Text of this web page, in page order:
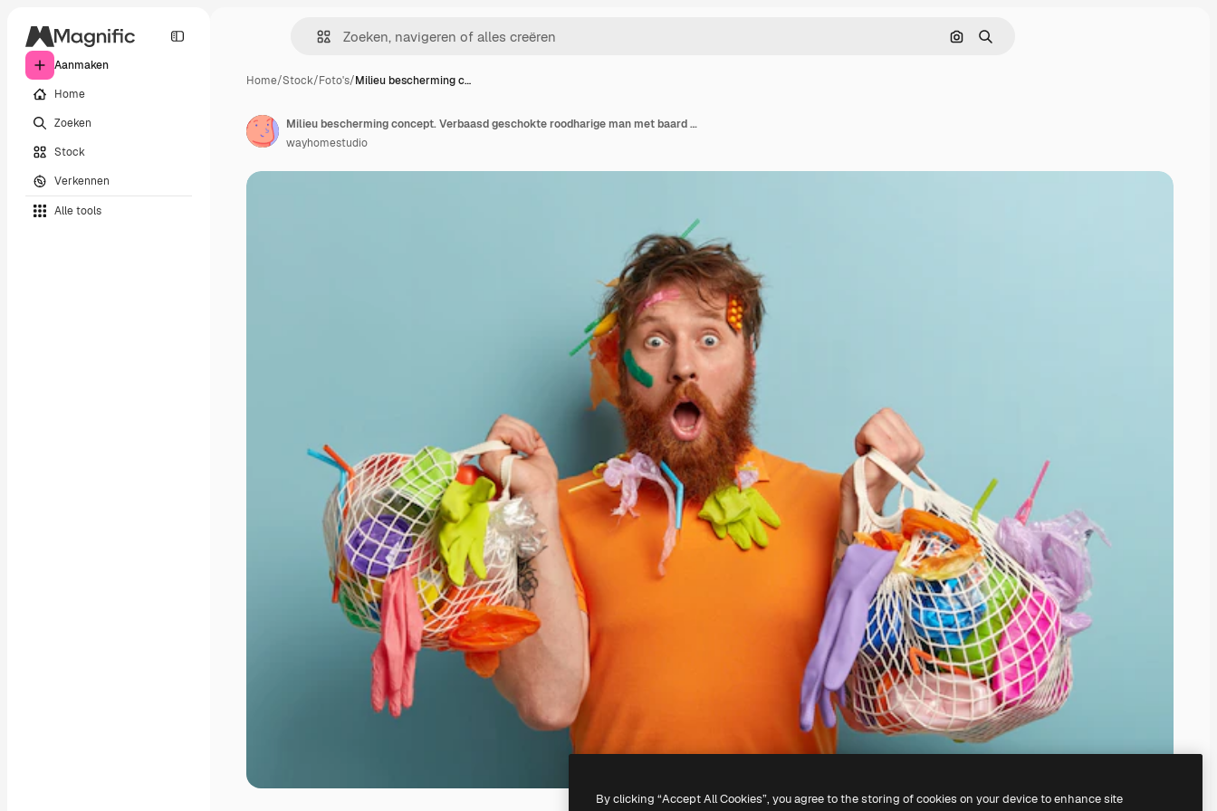
Aanmaken
Home
Zoeken
Stock
Verkennen
Alle tools
Zoeken op afbeelding
Zoeken
Home/Stock/Foto's/Milieu bescherming c…
Milieu bescherming concept. Verbaasd geschokte roodharige man met baard staart, verbaasd door natuurramp, verzamelt plastic afval, modellen boven blauwe muur met twee zakken vuilnis
wayhomestudio
By clicking “Accept All Cookies”, you agree to the storing of cookies on your device to enhance site